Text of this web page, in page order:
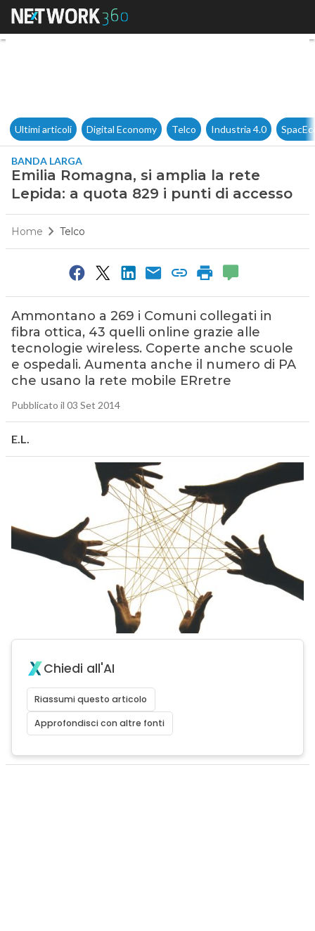
Emilia Romagna, si amplia
Ultimi articoli Digital Economy Telco Industria 4.0
BANDA LARGA
Emilia Romagna, si amplia la rete
Lepida: a quota 829 i punti di accesso
Home Telco
Ammontano a 269 i Comuni collegati in
fibra ottica, 43 quelli online grazie alle
tecnologie wireless. Coperte anche scuole
e ospedali. Aumenta anche il numero di PA
che usano la rete mobile ERretre
Pubblicato il 03 Set 2014
E.L.
Chiedi all'AI
Riassumi questo articolo
Approfondisci con altre fonti